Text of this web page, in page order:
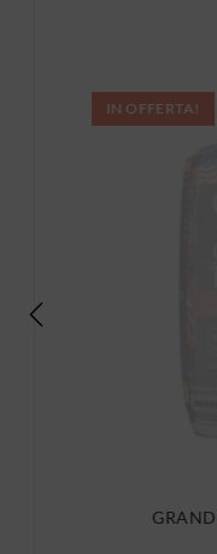
IN OFFERTA!